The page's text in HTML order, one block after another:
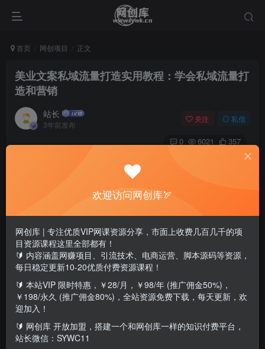
首页 网创项目 正文
美业文案私域流量打造实用教程：学会私域流量打
造和营销
站长
3年前发布
关注 私信
0 6021 357
课程大纲
1-1美业文案虹吸私域流量打造的优势
2-1账号的定位及设置
3-1爆款文案随心订制方法
欢迎访问网创库🏹
网创库 | 专注优质VIP网课资源分享，市面上收费几百几千的项
目资源课程这里全部都有！
🔰 内容涵盖网赚项目、引流技术、电商运营、脚本源码等资源，
每日稳定更新10-20优质付费资源课程！
🔰 本站VIP 限时特惠，￥28/月，￥98/年 (推广佣金50%)，
￥198/永久 (推广佣金80%)，全站资源免费下载，每天更新，欢
迎加入！
🔰 网创库 开放加盟，搭建一个和网创库一样的知识付费平台，
站长微信：SYWC11